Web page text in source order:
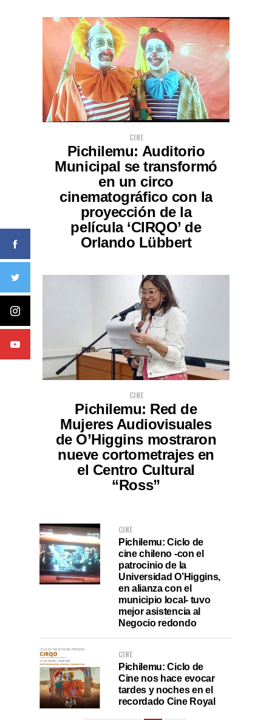
CINE
Pichilemu: Auditorio
Municipal se transformó
en un circo
cinematográfico con la
proyección de la
película ‘CIRQO’ de
Orlando Lübbert
CINE
Pichilemu: Red de
Mujeres Audiovisuales
de O’Higgins mostraron
nueve cortometrajes en
el Centro Cultural
“Ross”
CINE
Pichilemu: Ciclo de
cine chileno -con el
patrocinio de la
Universidad O’Higgins,
en alianza con el
municipio local- tuvo
mejor asistencia al
Negocio redondo
CINE
Pichilemu: Ciclo de
Cine nos hace evocar
tardes y noches en el
recordado Cine Royal